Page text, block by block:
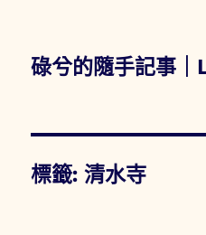
碌兮的隨手記事
標籤:清水寺